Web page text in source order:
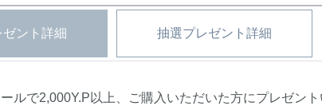
ゼント詳細 抽選プレゼント詳細
ルで2,000Y.P以上、ご購入いただいた方にプレゼント